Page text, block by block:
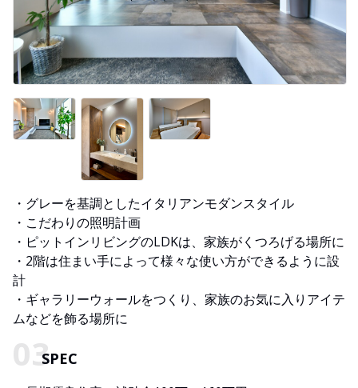
・グレーを基調としたイタリアンモダンスタイル
・こだわりの照明計画
・ピットインリビングのLDKは、家族がくつろげる場所に
・2階は住まい手によって様々な使い方ができるように設
計
・ギャラリーウォールをつくり、家族のお気に入りアイテ
ムなどを飾る場所に
SPEC